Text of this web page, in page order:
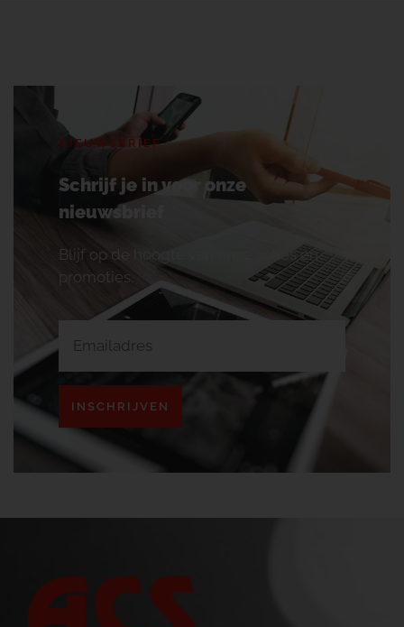
NIEUWSBRIEF
Schrijf je in voor onze
nieuwsbrief
Blijf op de hoogte van onze acties en
promoties.
INSCHRIJVEN